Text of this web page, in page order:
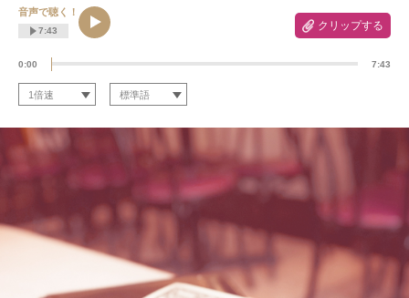
クリップする
音声で聴く！
7:43
0:00 7:43